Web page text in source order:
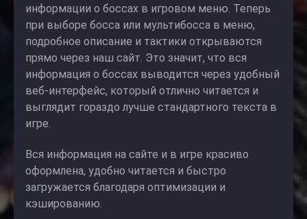
информации о боссах в игровом меню. Теперь
при выборе босса или мультибосса в меню,
подробное описание и тактики открываются
прямо через наш сайт. Это значит, что вся
информация о боссах выводится через удобный
веб-интерфейс, который отлично читается и
выглядит гораздо лучше стандартного текста в
игре.
Вся информация на сайте и в игре красиво
оформлена, удобно читается и быстро
загружается благодаря оптимизации и
кэшированию.